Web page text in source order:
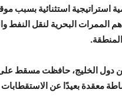
استراتيجية استثنائية بسبب
الممرات البحرية لنقل النفط
الخليج، حافظت مسقط على
معقدة بعيدًا عن الاستقطابات